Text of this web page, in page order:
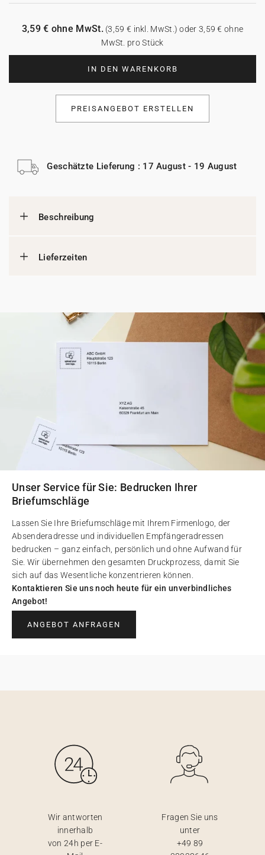
IN DEN WARENKORB
3,59 € ohne MwSt.(3,59 € inkl. MwSt.) oder 3,59 € ohne
MwSt. pro Stück
PREISANGEBOT ERSTELLEN
Geschätzte Lieferung : 17 August - 19 August
Beschreibung
Lieferzeiten
Unser Service für Sie: Bedrucken Ihrer
Briefumschläge
Lassen Sie Ihre Briefumschläge mit Ihrem Firmenlogo, der
Absenderadresse und individuellen Empfängeradressen
bedrucken – ganz einfach, persönlich und ohne Aufwand für
Sie. Wir übernehmen den gesamten Druckprozess, damit Sie
sich auf das Wesentliche konzentrieren können.
Kontaktieren Sie uns noch heute für ein unverbindliches
Angebot!
ANGEBOT ANFRAGEN
Wir antworten
innerhalb
von 24h per E-
Fragen Sie uns
unter
+49 89